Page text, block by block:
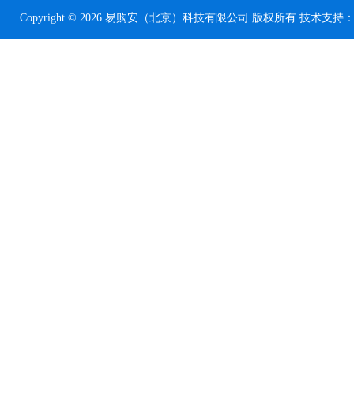
Copyright © 2026 易购安（北京）科技有限公司 版权所有 技术支持：